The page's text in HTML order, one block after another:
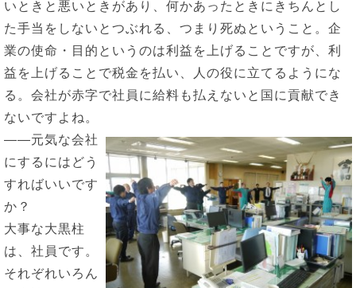
いときと悪いときがあり、何かあったときにきちんとし
た手当をしないとつぶれる、つまり死ぬということ。企
業の使命・目的というのは利益を上げることですが、利
益を上げることで税金を払い、人の役に立てるようにな
る。会社が赤字で社員に給料も払えないと国に貢献でき
ないですよね。
――元気な会社
にするにはどう
すればいいです
か？
大事な大黒柱
は、社員です。
それぞれいろん